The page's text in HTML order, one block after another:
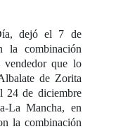
dejó el 7 de
la combinación
vendedor que lo
de Zorita
24 de diciembre
La Mancha, en
la combinación